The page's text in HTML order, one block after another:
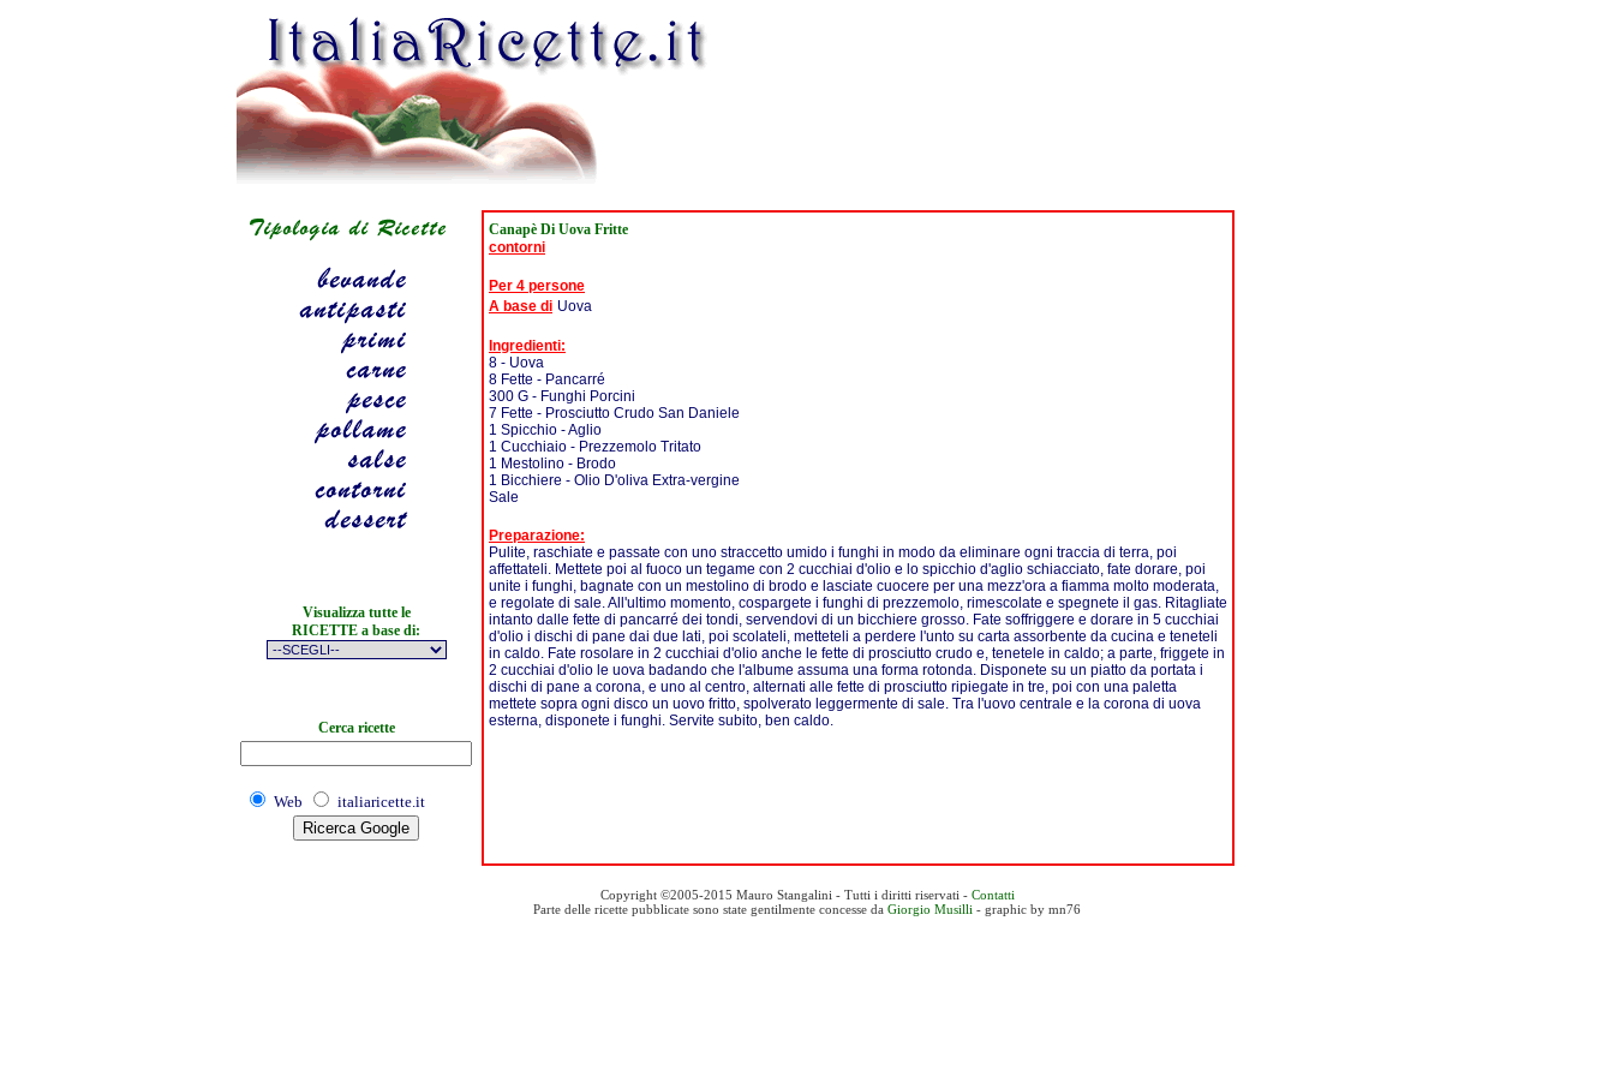
Visualizza tutte le
RICETTE a base di:
Cerca ricette
Web italiaricette.it
Canapè Di Uova Fritte
contorni
Per 4 persone
A base di Uova
Ingredienti:
8 - Uova
8 Fette - Pancarré
300 G - Funghi Porcini
7 Fette - Prosciutto Crudo San Daniele
1 Spicchio - Aglio
1 Cucchiaio - Prezzemolo Tritato
1 Mestolino - Brodo
1 Bicchiere - Olio D'oliva Extra-vergine
Sale
Preparazione:
Pulite, raschiate e passate con uno straccetto umido i funghi in modo da eliminare ogni traccia di terra, poi
affettateli. Mettete poi al fuoco un tegame con 2 cucchiai d'olio e lo spicchio d'aglio schiacciato, fate dorare, poi
unite i funghi, bagnate con un mestolino di brodo e lasciate cuocere per una mezz'ora a fiamma molto moderata,
e regolate di sale. All'ultimo momento, cospargete i funghi di prezzemolo, rimescolate e spegnete il gas. Ritagliate
intanto dalle fette di pancarré dei tondi, servendovi di un bicchiere grosso. Fate soffriggere e dorare in 5 cucchiai
d'olio i dischi di pane dai due lati, poi scolateli, metteteli a perdere l'unto su carta assorbente da cucina e teneteli
in caldo. Fate rosolare in 2 cucchiai d'olio anche le fette di prosciutto crudo e, tenetele in caldo; a parte, friggete in
2 cucchiai d'olio le uova badando che l'albume assuma una forma rotonda. Disponete su un piatto da portata i
dischi di pane a corona, e uno al centro, alternati alle fette di prosciutto ripiegate in tre, poi con una paletta
mettete sopra ogni disco un uovo fritto, spolverato leggermente di sale. Tra l'uovo centrale e la corona di uova
esterna, disponete i funghi. Servite subito, ben caldo.
Copyright ©2005-2015 Mauro Stangalini - Tutti i diritti riservati - Contatti
Parte delle ricette pubblicate sono state gentilmente concesse da Giorgio Musilli - graphic by mn76